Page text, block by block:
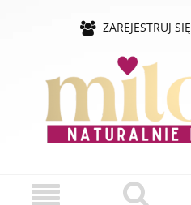
ZAREJESTRUJ SIĘ